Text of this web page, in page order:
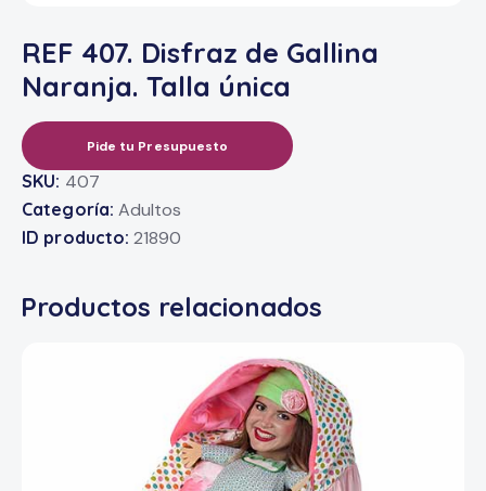
REF 407. Disfraz de Gallina
Naranja. Talla única
Pide tu Presupuesto
SKU: 407
Categoría: Adultos
ID producto: 21890
Productos relacionados